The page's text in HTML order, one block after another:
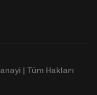
| Tüm Hakları